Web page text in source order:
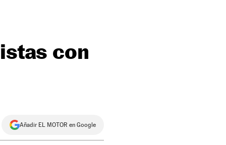
con
Añadir EL MOTOR en Google